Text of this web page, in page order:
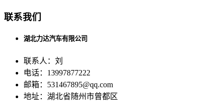
联系我们
湖北力达汽车有限公司
联系人：刘
电话：13997877222
邮箱：531467895@qq.com
地址：湖北省随州市曾都区